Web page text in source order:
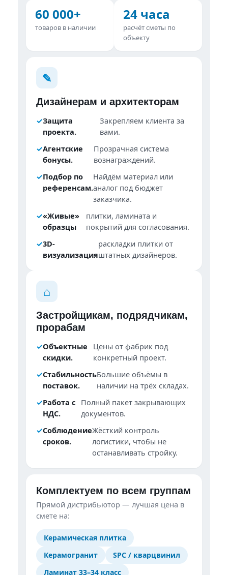
60 000+
товаров в наличии
24 часа
расчёт сметы по
объекту
✎︎
Дизайнерам и архитекторам
✓︎Защита
проекта.
Закрепляем клиента за
вами.
✓︎Агентские
бонусы.
Прозрачная система
вознаграждений.
✓︎Подбор по
референсам.
Найдём материал или
аналог под бюджет
заказчика.
✓︎«Живые»
образцы
плитки, ламината и
покрытий для согласования.
✓︎3D-
визуализация
раскладки плитки от
штатных дизайнеров.
⌂︎
Застройщикам, подрядчикам,
прорабам
✓︎Объектные
скидки.
Цены от фабрик под
конкретный проект.
✓︎Стабильность
поставок.
Большие объёмы в
наличии на трёх складах.
✓︎Работа с
НДС.
Полный пакет закрывающих
документов.
✓︎Соблюдение
сроков.
Жёсткий контроль
логистики, чтобы не
останавливать стройку.
Комплектуем по всем группам
Прямой дистрибьютор — лучшая цена в
смете на:
Керамическая плитка
Керамогранит
SPC / кварцвинил
Ламинат 33–34 класс